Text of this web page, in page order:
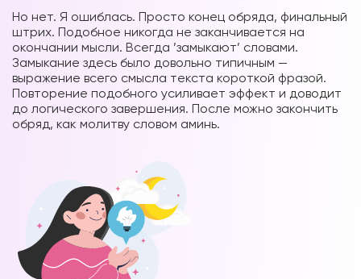
Но нет. Я ошиблась. Просто конец обряда, финальный
штрих. Подобное никогда не заканчивается на
окончании мысли. Всегда ’замыкают’ словами.
Замыкание здесь было довольно типичным —
выражение всего смысла текста короткой фразой.
Повторение подобного усиливает эффект и доводит
до логического завершения. После можно закончить
обряд, как молитву словом аминь.